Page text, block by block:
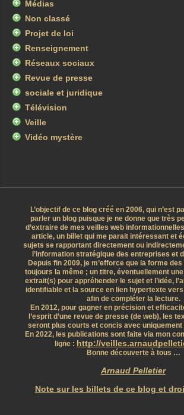
Médias
Non classé
Projet de loi
Renseignement
Réseaux sociaux
Revue de presse
sociale et juridique
Télévision
Veille
Vidéo mystère
L’objectif de ce blog créé en 2006, qui n’est
parler un blog puisque je ne donne que très
d’extraire de mes veilles web
article, un billet qui me parait intéressant et
sujets se rapportant directement ou
l’information stratégique des entreprises et
Depuis fin 2009, je m’efforce que la forme
toujours la même ; un titre, éventuellement
extrait(s) pour appréhender le sujet et l’idée,
identifiable et la source en lien hypertexte vers
afin de compléter la lecture.
En 2012, pour gagner en précision et
l’esprit d’une revue de presse (de web), les
seront plus courts et concis avec uniquement
En 2022, les publications sont faite via mon
ligne : http://
Bonne découverte à tous …
Arnaud Pelletier
Note sur les billets de ce blog et